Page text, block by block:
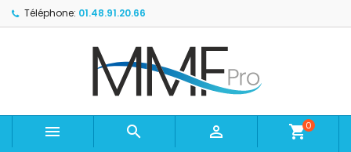
Téléphone: 01.48.91.20.66
   shopping_cart0